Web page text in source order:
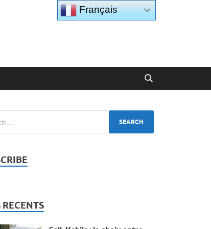
RECENTS
Français